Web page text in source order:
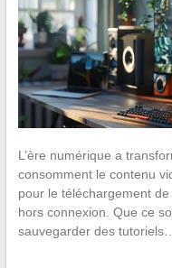
L’ère numérique a
consomment le contenu
pour le téléchargement
hors connexion. Que ce
sauvegarder des tutoriels…